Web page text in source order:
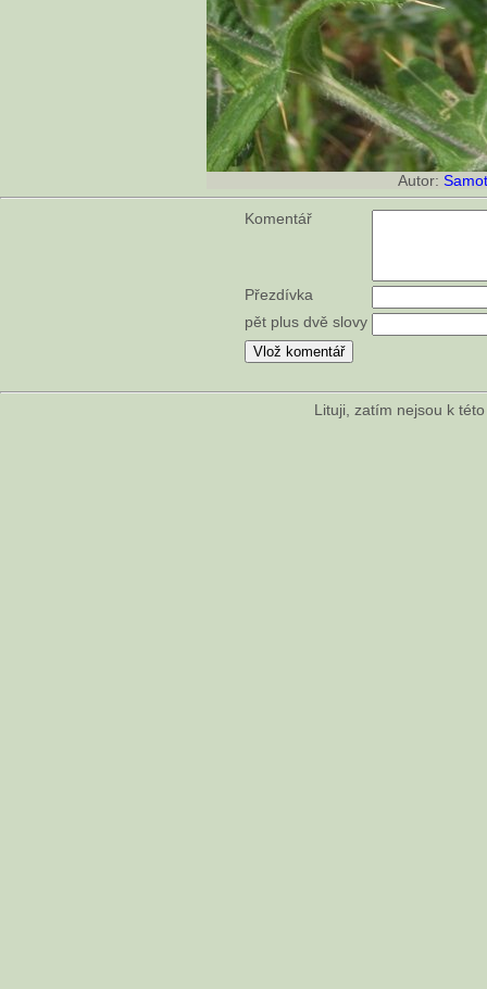
Autor:
Komentář
Přezdívka
pět plus dvě slovy
Lituji, zatím nejsou k